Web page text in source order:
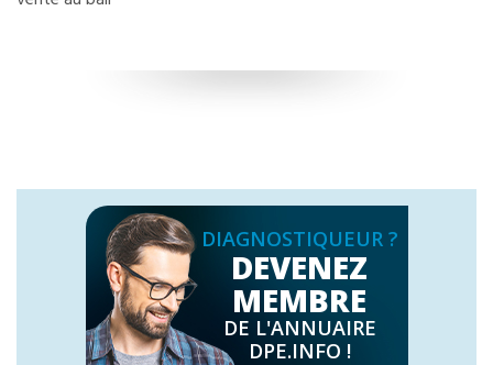
DIAGNOSTIQUEUR ?
DEVENEZ
MEMBRE
DE L'ANNUAIRE
DPE.INFO !